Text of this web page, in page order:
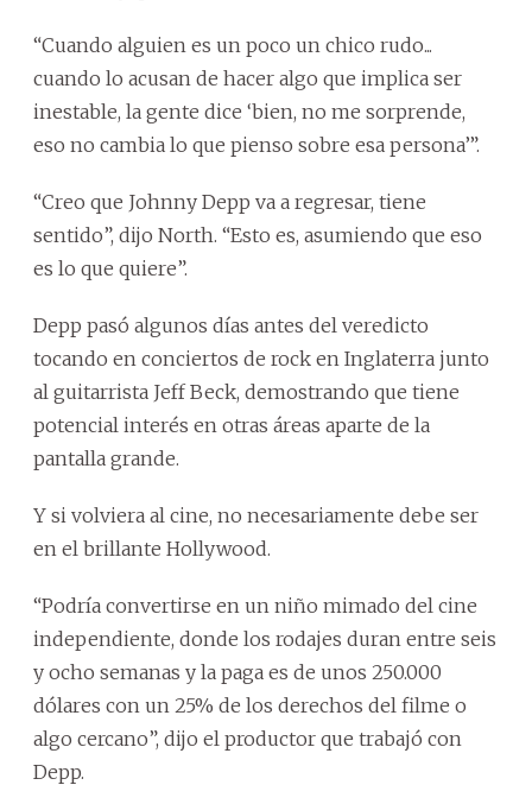
“Cuando alguien es un poco un chico rudo...
cuando lo acusan de hacer algo que implica ser
inestable, la gente dice ‘bien, no me sorprende,
eso no cambia lo que pienso sobre esa persona’”.
“Creo que Johnny Depp va a regresar, tiene
sentido”, dijo North. “Esto es, asumiendo que eso
es lo que quiere”.
Depp pasó algunos días antes del veredicto
tocando en conciertos de rock en Inglaterra junto
al guitarrista Jeff Beck, demostrando que tiene
potencial interés en otras áreas aparte de la
pantalla grande.
Y si volviera al cine, no necesariamente debe ser
en el brillante Hollywood.
“Podría convertirse en un niño mimado del cine
independiente, donde los rodajes duran entre seis
y ocho semanas y la paga es de unos 250.000
dólares con un 25% de los derechos del filme o
algo cercano”, dijo el productor que trabajó con
Depp.